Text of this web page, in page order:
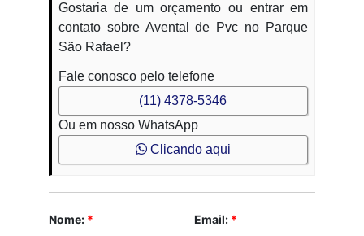
Gostaria de um orçamento ou entrar em
contato sobre Avental de Pvc no Parque
São Rafael?
Fale conosco pelo telefone
(11) 4378-5346
Ou em nosso WhatsApp
Clicando aqui
Nome: * Email: *